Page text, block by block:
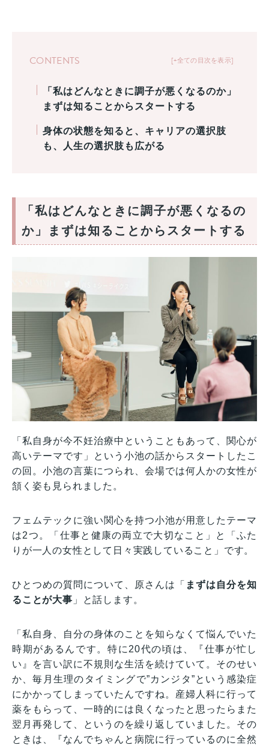
+全ての目次を表示
CONTENTS
「私はどんなときに調子が悪くなるのか」
まずは知ることからスタートする
身体の状態を知ると、キャリアの選択肢
も、人生の選択肢も広がる
「私はどんなときに調子が悪くなるの
か」まずは知ることからスタートする
「私自身が今不妊治療中ということもあって、関心が
高いテーマです」という小池の話からスタートしたこ
の回。小池の言葉につられ、会場では何人かの女性が
頷く姿も見られました。
フェムテックに強い関心を持つ小池が用意したテーマ
は2つ。「仕事と健康の両立で大切なこと」と「ふた
りが一人の女性として日々実践していること」です。
ひとつめの質問について、原さんは「 まずは自分を知
ることが大事 」と話します。
「私自身、自分の身体のことを知らなくて悩んでいた
時期があるんです。特に20代の頃は、『仕事が忙し
い』を言い訳に不規則な生活を続けていて。そのせい
か、毎月生理のタイミングで”カンジタ”という感染症
にかかってしまっていたんですね。産婦人科に行って
薬をもらって、一時的には良くなったと思ったらまた
翌月再発して、というのを繰り返していました。その
ときは、『なんでちゃんと病院に行っているのに全然